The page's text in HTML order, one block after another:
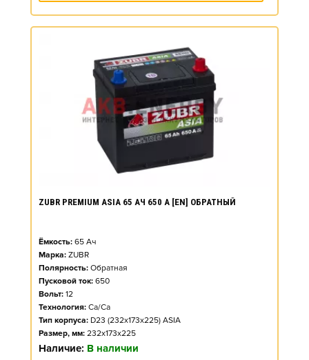
ZUBR PREMIUM ASIA 65 АЧ 650 А [EN] ОБРАТНЫЙ
Ёмкость: 65 Ач
Марка: ZUBR
Полярность: Обратная
Пусковой ток: 650
Вольт: 12
Технология: Ca/Ca
Тип корпуса: D23 (232x173x225) ASIA
Размер, мм: 232x173x225
Наличие: В наличии